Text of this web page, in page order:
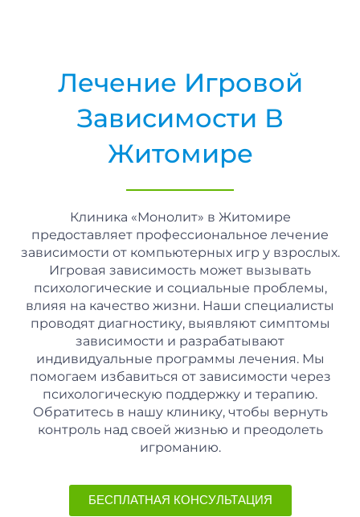
Лечение Игровой
Зависимости В
Житомире
Клиника «Монолит» в Житомире
предоставляет профессиональное лечение
зависимости от компьютерных игр у взрослых.
Игровая зависимость может вызывать
психологические и социальные проблемы,
влияя на качество жизни. Наши специалисты
проводят диагностику, выявляют симптомы
зависимости и разрабатывают
индивидуальные программы лечения. Мы
помогаем избавиться от зависимости через
психологическую поддержку и терапию.
Обратитесь в нашу клинику, чтобы вернуть
контроль над своей жизнью и преодолеть
игроманию.
БЕСПЛАТНАЯ КОНСУЛЬТАЦИЯ